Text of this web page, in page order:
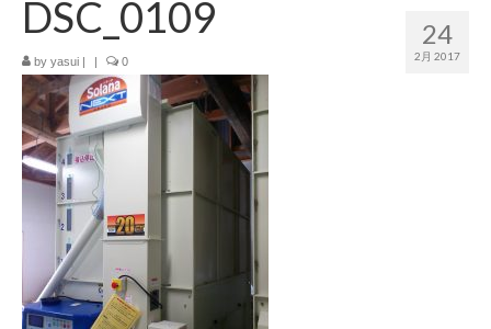
作業風景
写真
ブログ
ブログ記事の要約一覧
ブログ記事の全記事一覧
お買物
お問合せ
24
2月 2017
DSC_0109
by yasui | | 0